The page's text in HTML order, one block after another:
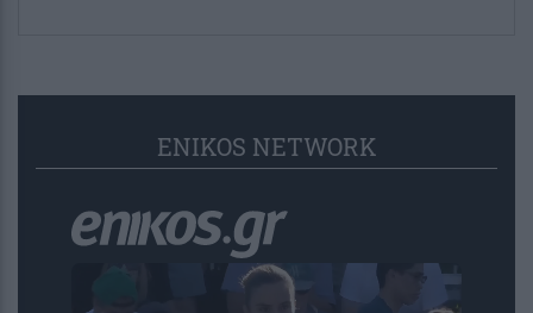
ENIKOS NETWORK